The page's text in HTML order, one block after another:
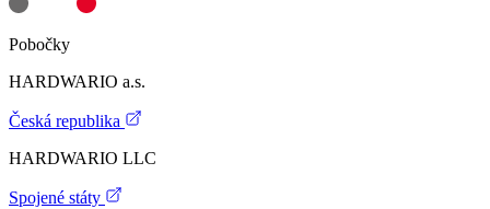
Pobočky
HARDWARIO a.s.
Česká republika
HARDWARIO LLC
Spojené státy